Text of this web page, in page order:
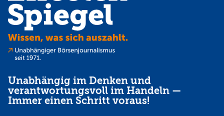
Unabhängig im Denken und
verantwortungsvoll im Handeln —
Immer einen Schritt voraus!